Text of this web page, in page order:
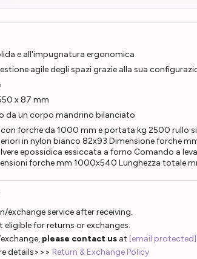
e all'impugnatura ergonomica
agile degli spazi grazie alla sua
x 87 mm
da un corpo mandrino bilanciato
forche da 1000 mm e portata kg 2500 rullo
in nylon bianco 82x93 Dimensione forche
epossidica essiccata a forno Comando a
forche mm 1000x540 Lunghezza totale
exchange service after receiving.
eligible for returns or exchanges.
please contact us at [email protected]
details>>> Return & Exchange Policy